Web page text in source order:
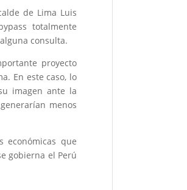
de Lima Luis
totalmente
consulta.
proyecto
En este caso, lo
imagen ante la
menos
que
gobierna el Perú